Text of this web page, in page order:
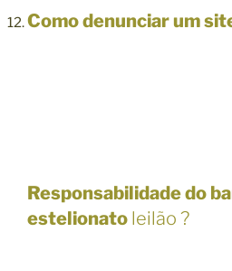
Como denunciar um
Responsabilidade do
estelionato leilão ?